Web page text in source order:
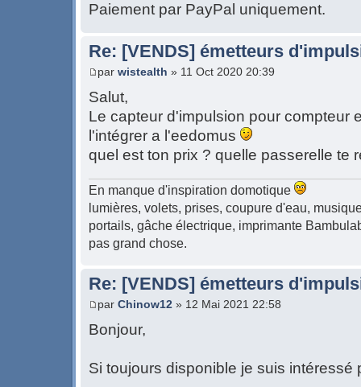
Paiement par PayPal uniquement.
Re: [VENDS] émetteurs
par wistealth » 11 Oct 2020 20:39
Salut,
Le capteur d'impulsion pour compteur
l'intégrer a l'eedomus
quel est ton prix ? quelle passerelle te
En manque d'inspiration domotique
lumières, volets, prises, coupure d'eau,
portails, gâche électrique, imprimante
pas grand chose.
Re: [VENDS] émetteurs
par Chinow12 » 12 Mai 2021 22:58
Bonjour,
Si toujours disponible je suis intéressé